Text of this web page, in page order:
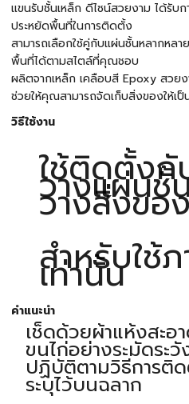
แขนรับชั้นเหล็ก ดีไซน์สวยงาม ได้รับ
ประหยัดพื้นที่ในการติดตั้ง
สามารถเลือกใช้คู่กับแผ่นชั้นหลากหล
พื้นที่ได้ตามสไตล์ที่คุณชอบ
ผลิตจากเหล็ก เคลือบสี Epoxy สวย
ช่วยให้คุณสามารถจัดเก็บสิ่งของให้เ
วิธีใช้งาน
ใช้ติดตั้ง
วางแผ่นชั้
วางสิ่งขอ
สำหรับใช้
เท่านั้น
คำแนะนำ
เช็ดด้วยผ้าแห้งสะ
ขนไก่อย่างระมัดระวั
ปฏิบัติตามวิธีการติ
ระบุไว้บนฉลาก